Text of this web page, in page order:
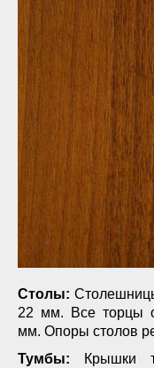
Столы:
22 мм. Все торцы
мм. Опоры столов
Тумбы:
Крышки